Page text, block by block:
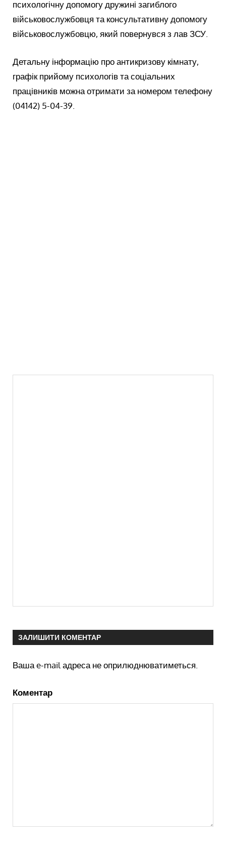
психологічну допомогу дружині загиблого
військовослужбовця та консультативну допомогу
військовослужбовцю, який повернувся з лав ЗСУ.
Детальну інформацію про антикризову кімнату,
графік прийому психологів та соціальних
працівників можна отримати за номером телефону
(04142) 5-04-39.
ЗАЛИШИТИ КОМЕНТАР
Ваша e-mail адреса не оприлюднюватиметься.
Коментар